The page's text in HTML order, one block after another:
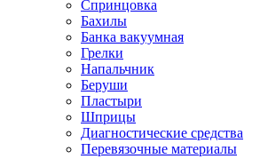
Спринцовка
Бахилы
Банка вакуумная
Грелки
Напальчник
Беруши
Пластыри
Шприцы
Диагностические средства
Перевязочные материалы